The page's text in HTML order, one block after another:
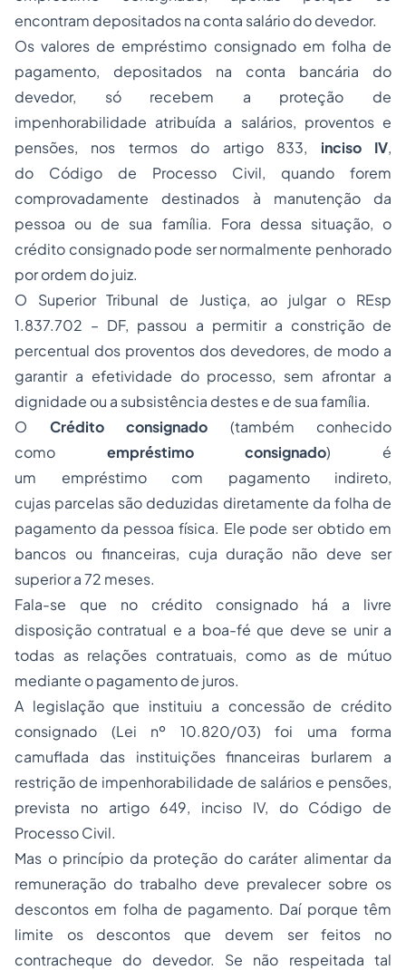
encontram depositados na conta salário do devedor.
Os valores de empréstimo consignado em folha de
pagamento, depositados na conta bancária do
devedor, só recebem a proteção de
impenhorabilidade atribuída a salários, proventos e
pensões, nos termos do artigo 833, inciso ​IV,
do Código de Processo Civil, quando forem
comprovadamente destinados à manutenção da
pessoa ou de sua família. Fora dessa situação, o
crédito consignado pode ser normalmente penhorado
por ordem do juiz.
O Superior Tribunal de Justiça, ao julgar o REsp
1.837.702 – DF, passou a permitir a constrição de
percentual dos proventos dos devedores, de modo a
garantir a efetividade do processo, sem afrontar a
dignidade ou a subsistência destes e de sua família.
O Crédito consignado (também conhecido
como empréstimo consignado) é
um empréstimocom pagamento indireto,
cujas parcelas são deduzidas diretamente da folha de
pagamento da pessoa física. Ele pode ser obtido em
bancos ou financeiras, cuja duração não deve ser
superior a 72 meses.
Fala-se que no crédito consignado há a livre
disposição contratual e a boa-fé que deve se unir a
todas as relações contratuais, como as de mútuo
mediante o pagamento de juros.
A legislação que instituiu a concessão de crédito
consignado (Lei nº 10.820/03) foi uma forma
camuflada das instituições financeiras burlarem a
restrição de impenhorabilidade de salários e pensões,
prevista no artigo 649, inciso IV, do Código de
Processo Civil.
Mas o princípio da proteção do caráter alimentar da
remuneração do trabalho deve prevalecer sobre os
descontos em folha de pagamento. Daí porque têm
limite os descontos que devem ser feitos no
contracheque do devedor. Se não respeitada tal